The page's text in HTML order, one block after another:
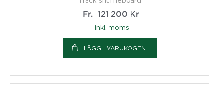
Fr.
121 200 Kr
inkl. moms
LÄGG I VARUKOGEN